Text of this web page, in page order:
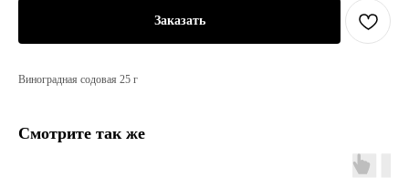
Заказать
Виноградная содовая 25 г
Смотрите так же